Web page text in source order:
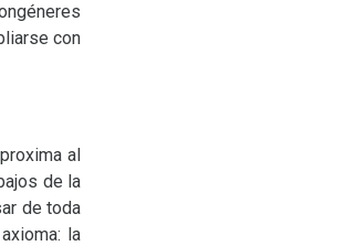
con
al
de la
de toda
la